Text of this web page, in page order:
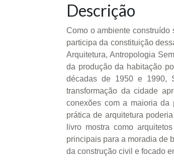
Descrição
Como o ambiente construído
participa da constituição
Arquitetura, Antropologia
da produção da habitação
décadas de 1950 e 1990,
transformação da cidade
conexões com a maioria da
prática de arquitetura
livro mostra como
principais para a moradia de
da construção civil e focado